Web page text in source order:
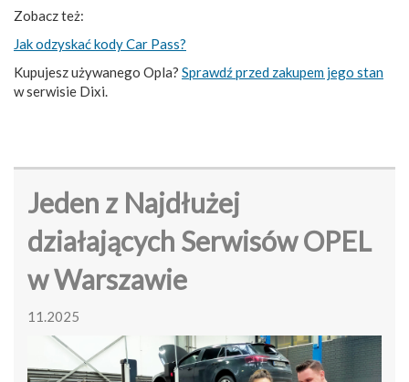
Zobacz też:
Jak odzyskać kody Car Pass?
Kupujesz używanego Opla? Sprawdź przed zakupem jego stan
w serwisie Dixi.
Jeden z Najdłużej
działających Serwisów OPEL
w Warszawie
11.2025